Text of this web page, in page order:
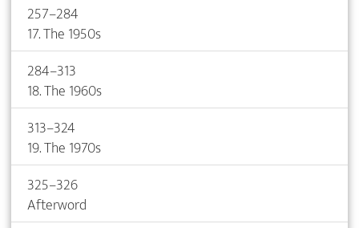
257–284
17. The 1950s
284–313
18. The 1960s
313–324
19. The 1970s
325–326
Afterword